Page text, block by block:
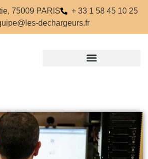
75009 PARIS
+ 33 1 58 45 10 25
dechargeurs.fr